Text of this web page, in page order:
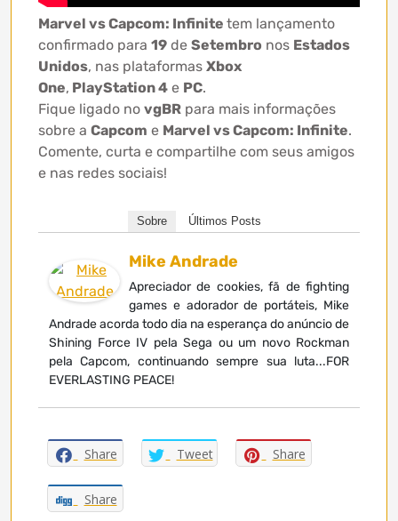
Marvel vs Capcom: Infinite tem lançamento
confirmado para 19 de Setembro nos Estados
Unidos, nas plataformas Xbox
One, PlayStation 4 e PC.
Fique ligado no vgBR para mais informações
sobre a Capcom e Marvel vs Capcom: Infinite.
Comente, curta e compartilhe com seus amigos
e nas redes sociais!
Sobre Últimos Posts
Mike Andrade
Apreciador de cookies, fã de fighting
games e adorador de portáteis, Mike
Andrade acorda todo dia na esperança do anúncio de
Shining Force IV pela Sega ou um novo Rockman
pela Capcom, continuando sempre sua luta...FOR
EVERLASTING PEACE!
Share Tweet Share
Share